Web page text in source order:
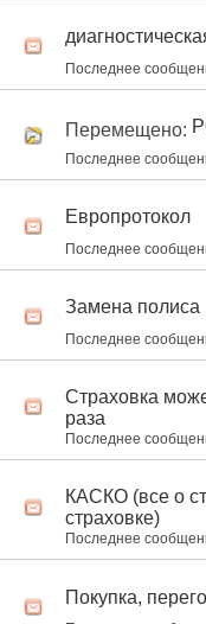
Последнее
Перемещено:
Последнее
Европротокол
Последнее
Замена полиса
Последнее
Страховка
раза
Последнее
КАСКО (все о
страховке)
Последнее
Покупка,